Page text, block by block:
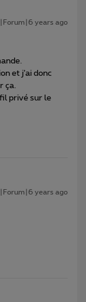
years ago
et j’ai donc
ça.
privé sur le
years ago